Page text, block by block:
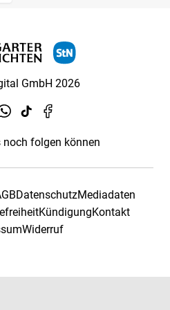
GmbH 2026
noch folgen können
DatenschutzMediadaten
KündigungKontakt
Widerruf